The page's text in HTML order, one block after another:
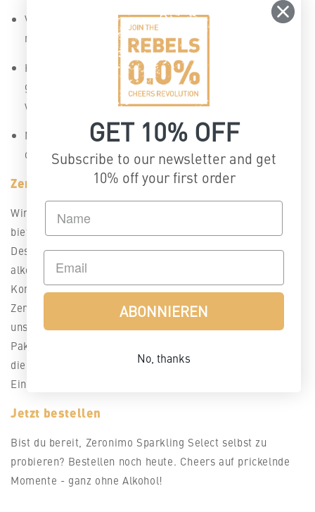
Vorspeisen: Servieren Sie dazu ein Charcuterie-Brett
mit frischem Obst, Weichkäse und Crackern.
Hauptgerichte: Passt zu leichten Gerichten wie
gegrillten Meeresfrüchten, gebratenem Huhn oder
vegetarischer Pasta.
Nachspeisen: Genießen Sie ihn zu Obsttorten, Sorbets
oder einem klassischen Käsekuchen.
Zeronimo und Rebels 0,0% Sets
Wir sind der Meinung, dass Feste für jeden etwas zu
bieten haben sollten und jeder sich daran erfreuen kann.
Deshalb haben wir uns verpflichtet, eine breite Palette an
alkoholfreien Optionen anzubieten, die keine
Kompromisse bei Geschmack und Qualität eingehen.
Zeronimo Sparkling Select ist der jüngste Beweis für
unsere Mission, deshalb haben wir ihn in die folgenden
Pakete aufgenommen:
die
oder Zeronimo allein mit der
Einzelflasche und dem
Jetzt bestellen
Bist du bereit, Zeronimo Sparkling Select selbst zu
probieren? Bestellen noch heute. Cheers auf prickelnde
Momente - ganz ohne Alkohol!
GET 10% OFF
Subscribe to our newsletter and get
10% off your first order
ABONNIEREN
No, thanks